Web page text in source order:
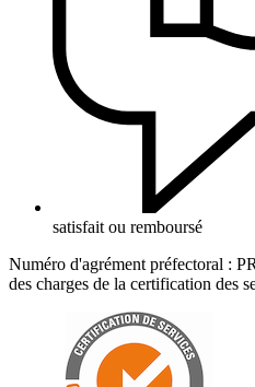
satisfait ou remboursé
Numéro d'agrément préfectoral :
des charges de la certification